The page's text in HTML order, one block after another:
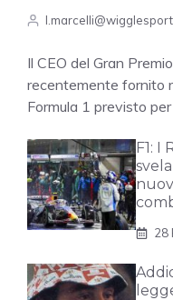
Il CEO del Gran
recentemente fornito
Formula 1 previsto
F1: I
28